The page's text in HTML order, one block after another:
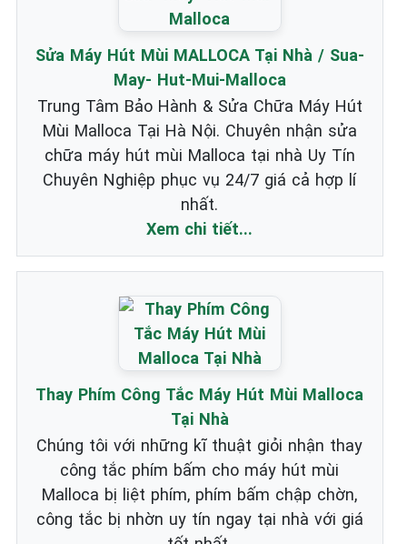
Sửa Máy Hút Mùi MALLOCA Tại Nhà / Sua-
May- Hut-Mui-Malloca
Trung Tâm Bảo Hành & Sửa Chữa Máy Hút
Mùi Malloca Tại Hà Nội. Chuyên nhận sửa
chữa máy hút mùi Malloca tại nhà Uy Tín
Chuyên Nghiệp phục vụ 24/7 giá cả hợp lí
nhất.
Xem chi tiết...
Thay Phím Công Tắc Máy Hút Mùi Malloca
Tại Nhà
Chúng tôi với những kĩ thuật giỏi nhận thay
công tắc phím bấm cho máy hút mùi
Malloca bị liệt phím, phím bấm chập chờn,
công tắc bị nhờn uy tín ngay tại nhà với giá